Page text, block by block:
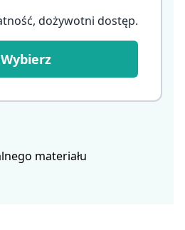
dożywotni dostęp.
Wybierz
materiału